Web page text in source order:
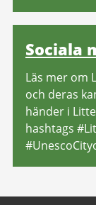
Sociala
Läs mer om
och deras
händer i
hashtags